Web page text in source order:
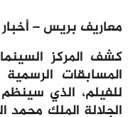
معاريف بريس –
كشف المركز
للفيلم، الذي